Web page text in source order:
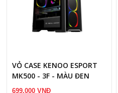
VỎ CASE KENOO ESPORT
MK500 - 3F - MÀU ĐEN
699.000 VNĐ